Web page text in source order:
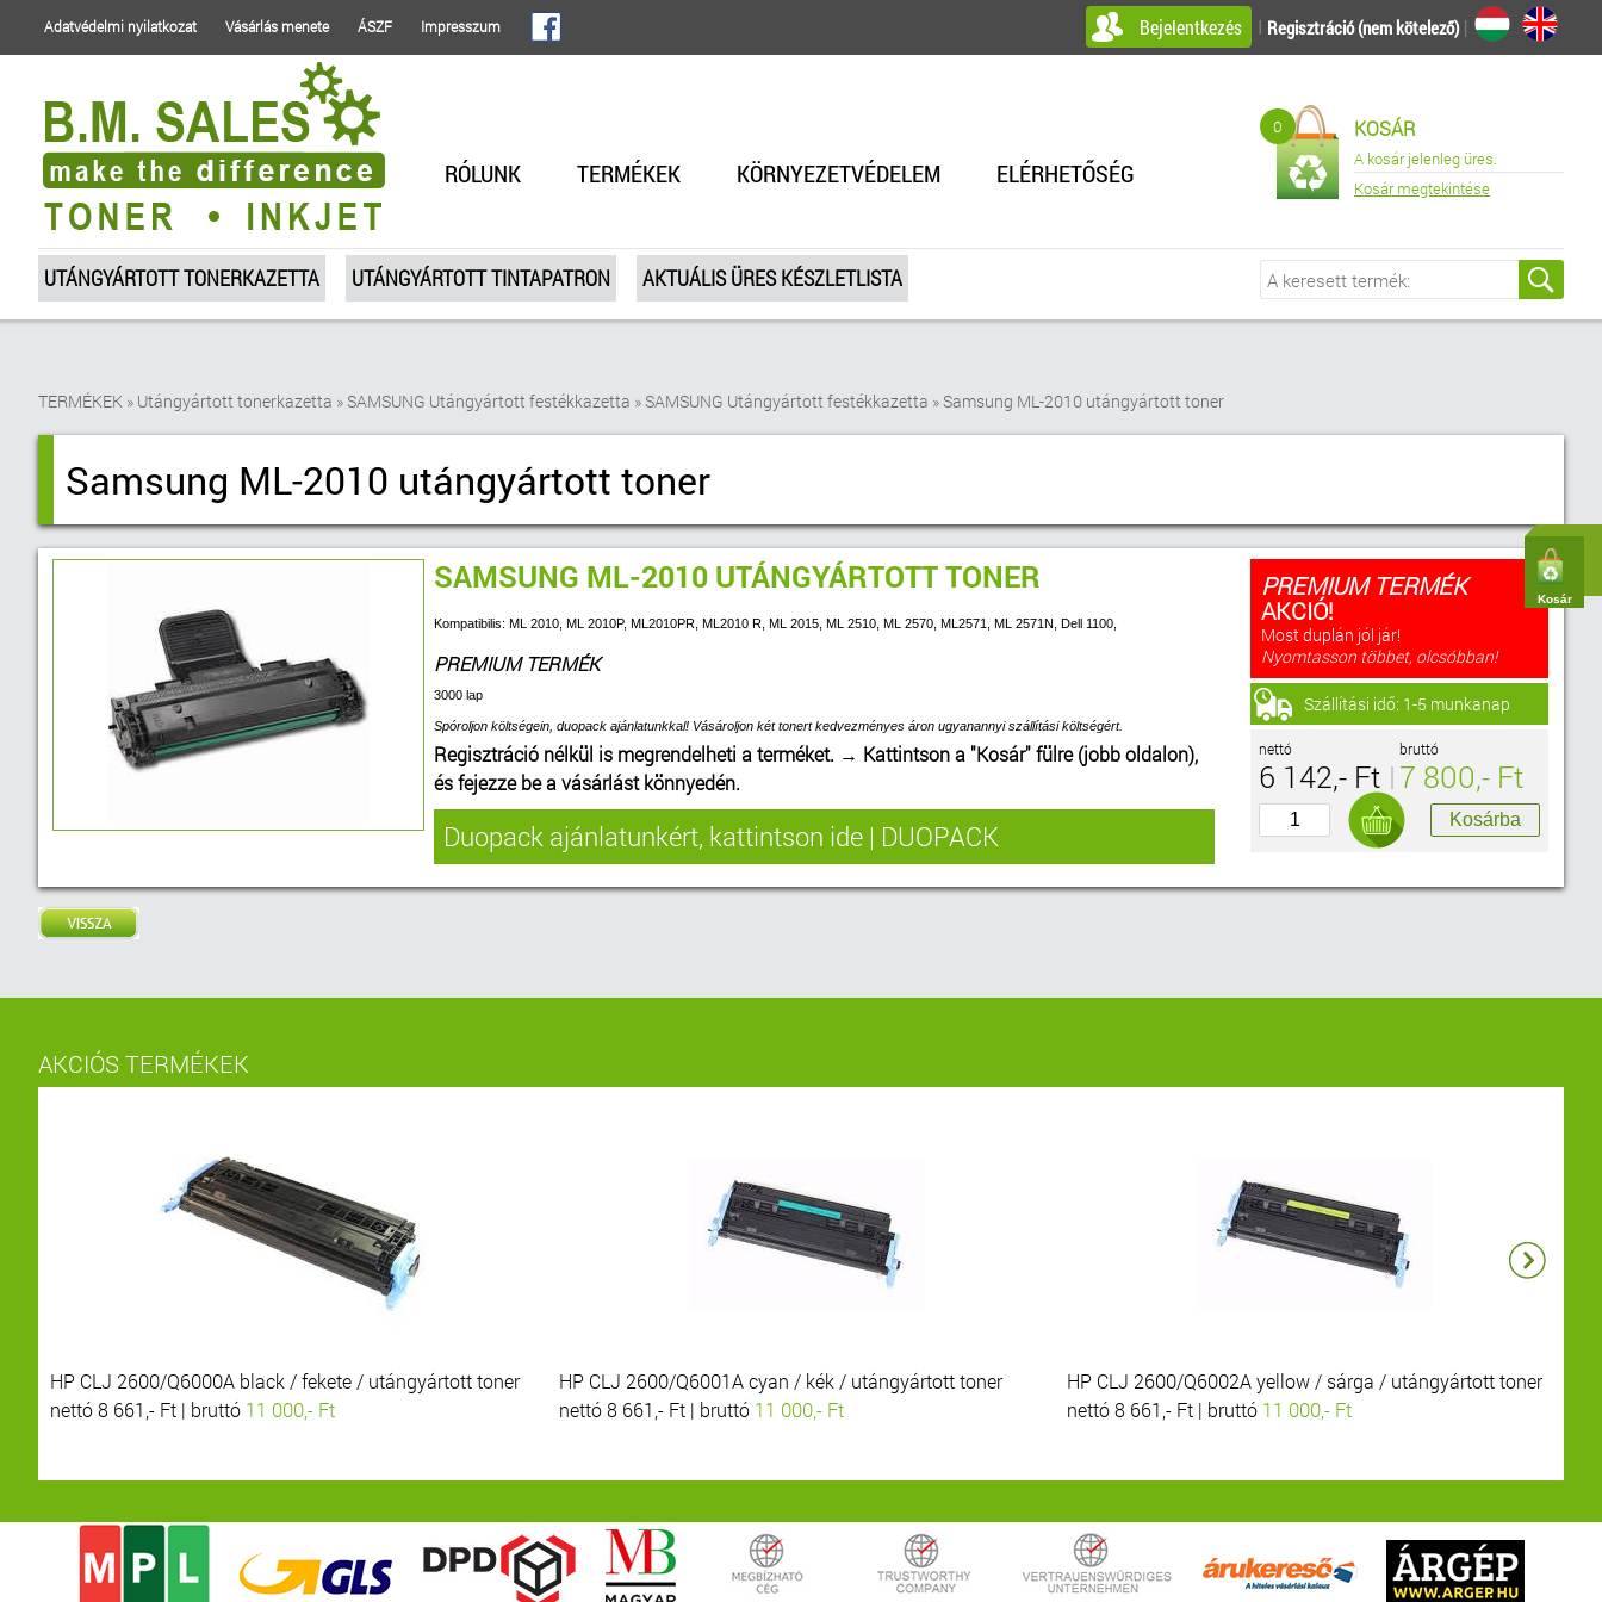
Kosár
Adatvédelmi nyilatkozat Vásárlás menete ÁSZF Impresszum Bejelentkezés I Regisztráció (nem kötelező)|
RÓLUNK TERMÉKEK KÖRNYEZETVÉDELEM ELÉRHETŐSÉG
0 KOSÁR
A kosár jelenleg üres.
Kosár megtekintése
UTÁNGYÁRTOTT TONERKAZETTA UTÁNGYÁRTOTT TINTAPATRON AKTUÁLIS ÜRES KÉSZLETLISTA
TERMÉKEK » Utángyártott tonerkazetta »SAMSUNG Utángyártott festékkazetta »SAMSUNG Utángyártott festékkazetta »Samsung ML-2010 utángyártott toner
Samsung ML-2010 utángyártott toner
SAMSUNG ML-2010 UTÁNGYÁRTOTT TONER
Kompatibilis: ML 2010, ML 2010P, ML2010PR, ML2010 R, ML 2015, ML 2510, ML 2570, ML2571, ML 2571N, Dell 1100,
PREMIUM TERMÉK
3000 lap
Spóroljon költségein, duopack ajánlatunkkal! Vásároljon két tonert kedvezményes áron ugyanannyi szállítási költségért.
Regisztráció nélkül is megrendelheti a terméket. → Kattintson a "Kosár" fülre (jobb oldalon),
és fejezze be a vásárlást könnyedén.
Duopack ajánlatunkért, kattintson ide | DUOPACK
PREMIUM TERMÉK
AKCIÓ!
Most duplán jól jár!
Nyomtasson többet, olcsóbban!
Szállítási idő: 1-5 munkanap
nettó
6 142,- Ft
bruttó
7 800,- Ft
AKCIÓS TERMÉKEK
HP CLJ 2600/Q6000A black / fekete / utángyártott toner
nettó 8 661,- Ft | bruttó 11 000,- Ft
HP CLJ 2600/Q6001A cyan / kék / utángyártott toner
nettó 8 661,- Ft | bruttó 11 000,- Ft
HP CLJ 2600/Q6002A yellow / sárga / utángyártott toner
nettó 8 661,- Ft | bruttó 11 000,- Ft